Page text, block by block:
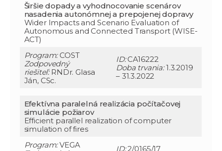
Širšie dopady a vyhodnocovanie scenárov
nasadenia autonómnej a prepojenej dopravy
Wider Impacts and Scenario Evaluation of
Autonomous and Connected Transport (WISE-
ACT)
Program:COST
Zodpovedný
riešiteľ:RNDr. Glasa
Ján, CSc.
ID:CA16222
Doba trvania:1.3.2019
– 31.3.2022
Efektívna paralelná realizácia počítačovej
simulácie požiarov
Efficient parallel realization of computer
simulation of fires
Program:VEGA
ID:2/0165/17